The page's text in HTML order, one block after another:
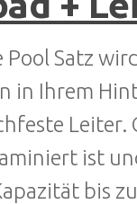
Pool Satz
in Ihrem
ist
bis